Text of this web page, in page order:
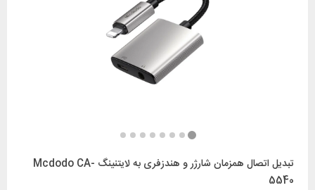
تبدیل اتصال همزمان شارژر و هندزفری به لایتنینگ Mcdodo CA-
5540